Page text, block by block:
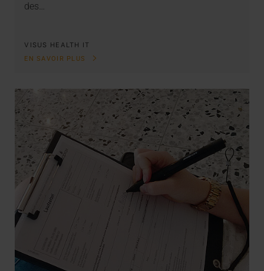
des…
VISUS HEALTH IT
EN SAVOIR PLUS